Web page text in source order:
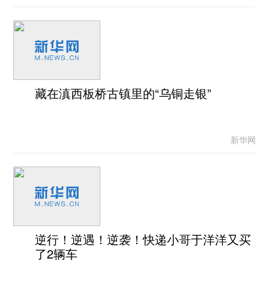
藏在滇西板桥古镇里的“乌铜走银”
新华网
逆行！逆遇！逆袭！快递小哥于洋洋又买
了2辆车